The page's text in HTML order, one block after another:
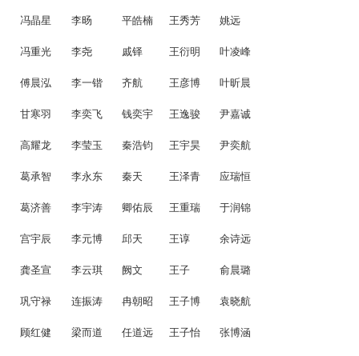
冯晶星 李旸 平皓楠 王秀芳 姚远
冯重光 李尧 戚铎 王衍明 叶凌峰
傅晨泓 李一锴 齐航 王彦博 叶昕晨
甘寒羽 李奕飞 钱奕宇 王逸骏 尹嘉诚
高耀龙 李莹玉 秦浩钧 王宇昊 尹奕航
葛承智 李永东 秦天 王泽青 应瑞恒
葛济善 李宇涛 卿佑辰 王重瑞 于润锦
宫宇辰 李元博 邱天 王谆 余诗远
龚圣宣 李云琪 阙文 王子 俞晨璐
巩守禄 连振涛 冉朝昭 王子博 袁晓航
顾红健 梁而道 任道远 王子怡 张博涵